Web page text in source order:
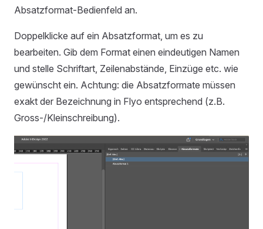
Absatzformat-Bedienfeld an.
Doppelklicke auf ein Absatzformat, um es zu
bearbeiten. Gib dem Format einen eindeutigen Namen
und stelle Schriftart, Zeilenabstände, Einzüge etc. wie
gewünscht ein. Achtung: die Absatzformate müssen
exakt der Bezeichnung in Flyo entsprechend (z.B.
Gross-/Kleinschreibung).